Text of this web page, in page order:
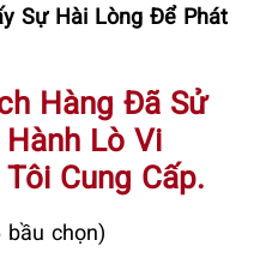
Sự Hài Lòng Để Phát
Hàng Đã Sử
Lò Vi
Cung Cấp.
chọn)